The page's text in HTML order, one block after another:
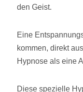
den Geist.
Eine
kommen, direkt
Hypnose als eine
Diese spezielle